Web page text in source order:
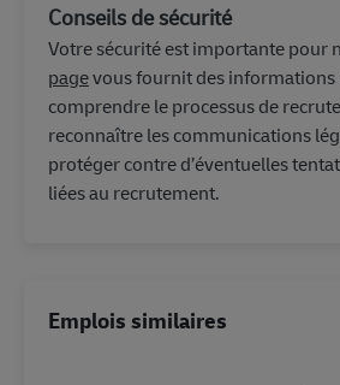
Conseils de sécurité
Votre sécurité est importante pour
pagevous fournit des
comprendre le processus de
reconnaître les communications
protéger contre d’éventuelles
liées au recrutement.
Emplois similaires